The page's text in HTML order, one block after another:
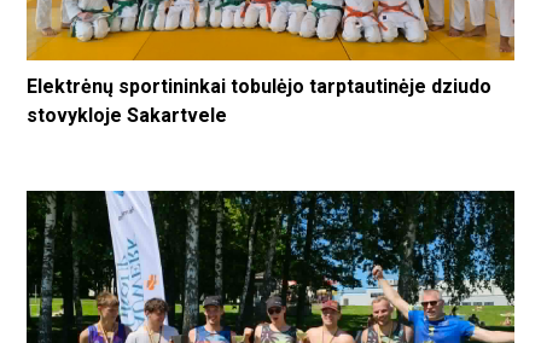
Elektrėnų sportininkai tobulėjo tarptautinėje dziudo
stovykloje Sakartvele